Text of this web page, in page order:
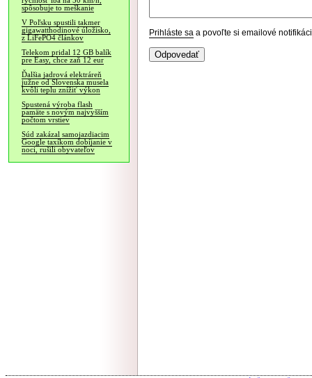
spôsobuje to meškanie
V Poľsku spustili takmer
gigawatthodinové úložisko,
z LiFePO4 článkov
Telekom pridal 12 GB balík
pre Easy, chce zaň 12 eur
Ďalšia jadrová elektráreň
južne od Slovenska musela
kvôli teplu znížiť výkon
Spustená výroba flash
pamäte s novým najvyšším
počtom vrstiev
Súd zakázal samojazdiacim
Google taxíkom dobíjanie v
noci, rušili obyvateľov
Prihláste sa a povoľte si emailové